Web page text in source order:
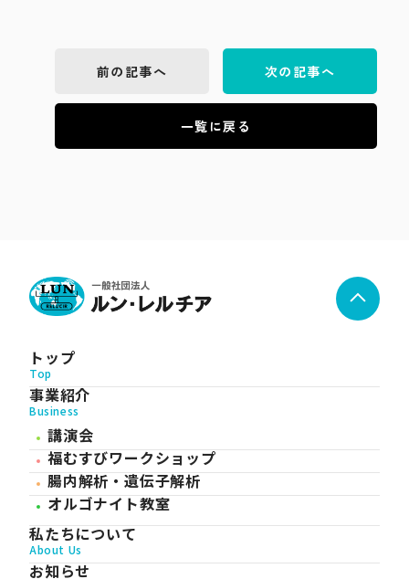
前の記事へ 次の記事へ
一覧に戻る
トップ
Top
事業紹介
Business
講演会
福むすびワークショップ
腸内解析・遺伝子解析
オルゴナイト教室
私たちについて
About Us
お知らせ